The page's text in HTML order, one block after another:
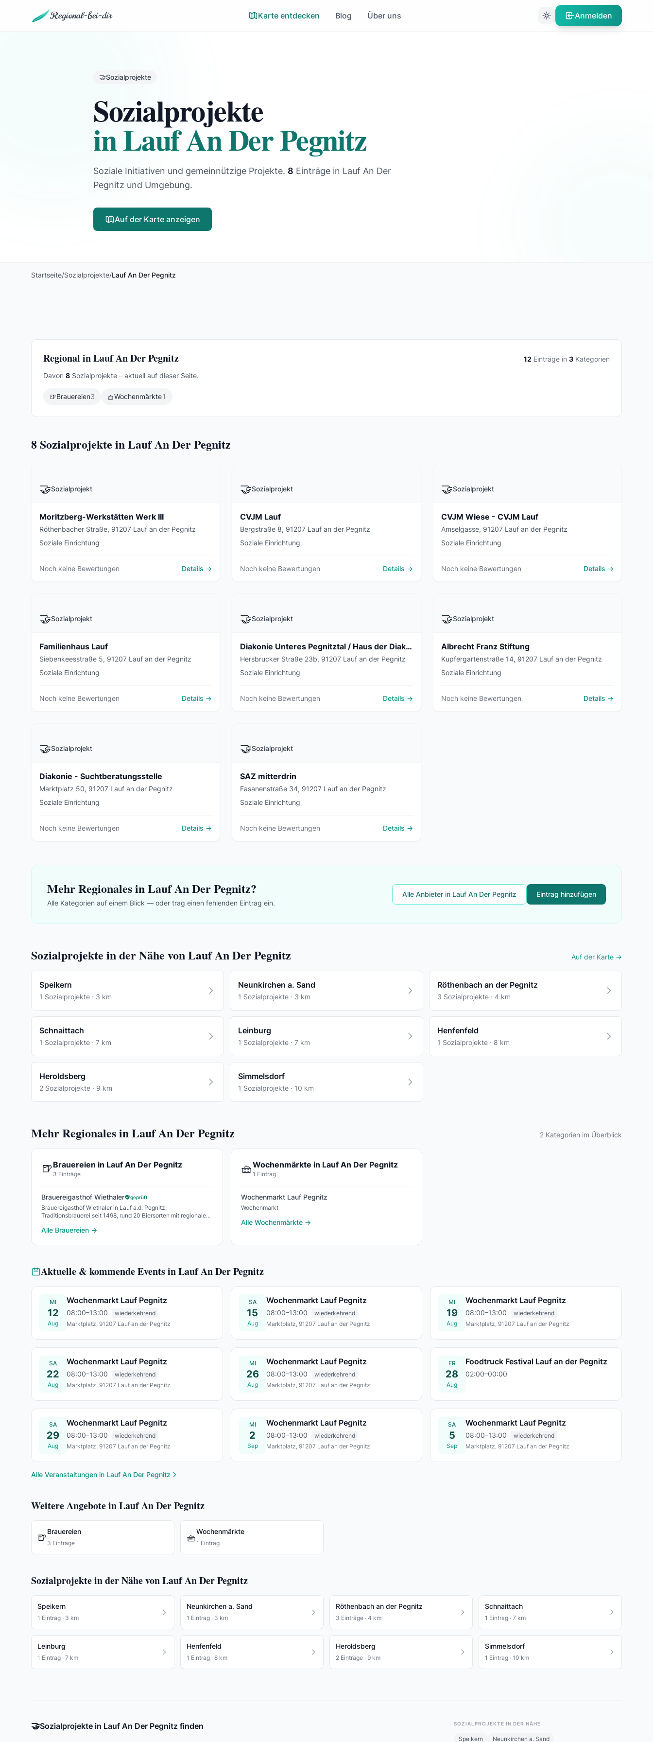
Regional-bei-dir Karte entdecken Blog Über uns Anmelden
🤝Sozialprojekte
Sozialprojekte
in Lauf An Der Pegnitz
Soziale Initiativen und gemeinnützige Projekte. 8 Einträge in Lauf An Der
Pegnitz und Umgebung.
Auf der Karte anzeigen
Startseite/Sozialprojekte/Lauf An Der Pegnitz
Regional in Lauf An Der Pegnitz 12 Einträge in 3 Kategorien
Davon 8 Sozialprojekte – aktuell auf dieser Seite.
🍺Brauereien3 🧺Wochenmärkte1
8Sozialprojekte in Lauf An Der Pegnitz
🤝Sozialprojekt
Moritzberg-Werkstätten Werk III
Röthenbacher Straße, 91207 Lauf an der Pegnitz
Soziale Einrichtung
Noch keine Bewertungen Details →
🤝Sozialprojekt
CVJM Lauf
Bergstraße 8, 91207 Lauf an der Pegnitz
Soziale Einrichtung
Noch keine Bewertungen Details →
🤝Sozialprojekt
CVJM Wiese - CVJM Lauf
Amselgasse, 91207 Lauf an der Pegnitz
Soziale Einrichtung
Noch keine Bewertungen Details →
🤝Sozialprojekt
Familienhaus Lauf
Siebenkeesstraße 5, 91207 Lauf an der Pegnitz
Soziale Einrichtung
Noch keine Bewertungen Details →
🤝Sozialprojekt
Diakonie Unteres Pegnitztal / Haus der Diakonie
Hersbrucker Straße 23b, 91207 Lauf an der Pegnitz
Soziale Einrichtung
Noch keine Bewertungen Details →
🤝Sozialprojekt
Albrecht Franz Stiftung
Kupfergartenstraße 14, 91207 Lauf an der Pegnitz
Soziale Einrichtung
Noch keine Bewertungen Details →
🤝Sozialprojekt
Diakonie - Suchtberatungsstelle
Marktplatz 50, 91207 Lauf an der Pegnitz
Soziale Einrichtung
Noch keine Bewertungen Details →
🤝Sozialprojekt
SAZ mitterdrin
Fasanenstraße 34, 91207 Lauf an der Pegnitz
Soziale Einrichtung
Noch keine Bewertungen Details →
Mehr Regionales in Lauf An Der Pegnitz?
Alle Kategorien auf einem Blick — oder trag einen fehlenden Eintrag ein.
Alle Anbieter in Lauf An Der Pegnitz Eintrag hinzufügen
Sozialprojekte in der Nähe von Lauf An Der Pegnitz Auf der Karte →
Speikern
1 Sozialprojekte · 3 km
Neunkirchen a. Sand
1 Sozialprojekte · 3 km
Röthenbach an der Pegnitz
3 Sozialprojekte · 4 km
Schnaittach
1 Sozialprojekte · 7 km
Leinburg
1 Sozialprojekte · 7 km
Henfenfeld
1 Sozialprojekte · 8 km
Heroldsberg
2 Sozialprojekte · 9 km
Simmelsdorf
1 Sozialprojekte · 10 km
Mehr Regionales in Lauf An Der Pegnitz 2 Kategorien im Überblick
🍺 Brauereien in Lauf An Der Pegnitz
3 Einträge
Brauereigasthof Wiethaler geprüft
Brauereigasthof Wiethaler in Lauf a.d. Pegnitz:
Traditionsbrauerei seit 1498, rund 20 Biersorten mit regionalem
Alle Brauereien →
🧺Wochenmärkte in Lauf An Der Pegnitz
1 Eintrag
Wochenmarkt Lauf Pegnitz
Wochenmarkt
Alle Wochenmärkte →
Aktuelle & kommende Events in Lauf An Der Pegnitz
MI
12
Aug
Wochenmarkt Lauf Pegnitz
08:00–13:00
wiederkehrend
Marktplatz, 91207 Lauf an der Pegnitz
SA
15
Aug
Wochenmarkt Lauf Pegnitz
08:00–13:00
wiederkehrend
Marktplatz, 91207 Lauf an der Pegnitz
MI
19
Aug
Wochenmarkt Lauf Pegnitz
08:00–13:00
wiederkehrend
Marktplatz, 91207 Lauf an der Pegnitz
SA
22
Aug
Wochenmarkt Lauf Pegnitz
08:00–13:00
wiederkehrend
Marktplatz, 91207 Lauf an der Pegnitz
MI
26
Aug
Wochenmarkt Lauf Pegnitz
08:00–13:00
wiederkehrend
Marktplatz, 91207 Lauf an der Pegnitz
FR
28
Aug
Foodtruck Festival Lauf an der Pegnitz
02:00–00:00
SA
29
Aug
Wochenmarkt Lauf Pegnitz
08:00–13:00
wiederkehrend
Marktplatz, 91207 Lauf an der Pegnitz
MI
2
Sep
Wochenmarkt Lauf Pegnitz
08:00–13:00
wiederkehrend
Marktplatz, 91207 Lauf an der Pegnitz
SA
5
Sep
Wochenmarkt Lauf Pegnitz
08:00–13:00
wiederkehrend
Marktplatz, 91207 Lauf an der Pegnitz
Alle Veranstaltungen in Lauf An Der Pegnitz
Weitere Angebote in Lauf An Der Pegnitz
🍺
Brauereien
3 Einträge 🧺
Wochenmärkte
1 Eintrag
Sozialprojekte in der Nähe von Lauf An Der Pegnitz
Speikern
1 Eintrag · 3 km
Neunkirchen a. Sand
1 Eintrag · 3 km
Röthenbach an der Pegnitz
3 Einträge · 4 km
Schnaittach
1 Eintrag · 7 km
Leinburg
1 Eintrag · 7 km
Henfenfeld
1 Eintrag · 8 km
Heroldsberg
2 Einträge · 9 km
Simmelsdorf
1 Eintrag · 10 km
🤝Sozialprojekte in Lauf An Der Pegnitz finden SOZIALPROJEKTE IN DER NÄHE
Speikern Neunkirchen a. Sand